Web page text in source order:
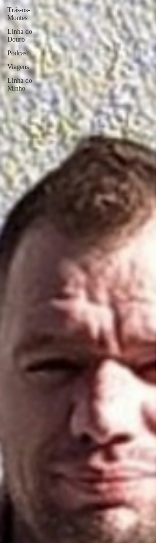
Trás-os-
Montes
Linha do
Douro
Podcast
Viagens
Linha do
Minho